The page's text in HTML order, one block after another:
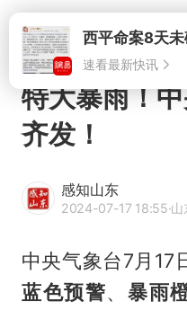
速看最新快讯
特大暴雨！
齐发！
感知山东
2024-07-17 18:55·
中央气象台7月17
蓝色预警、暴雨